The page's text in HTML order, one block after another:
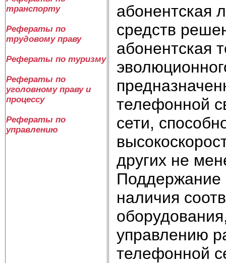
транспорту
Рефераты по
трудовому праву
Рефераты по туризму
Рефераты по
уголовному праву и
процессу
Рефераты по
управлению
абонентская
средств
абонентская
телефонной
сети,
других не
Поддержание
наличия
управлению
телефонной